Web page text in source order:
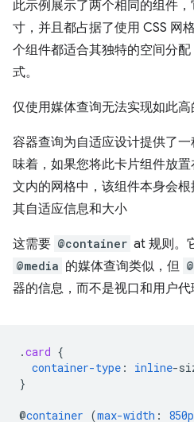
此示例展示了两个相同的组件
寸，并且都占据了使用 CSS 网
个组件都适合其独特的空间分
式。
仅使用媒体查询无法实现如此高
容器查询为自适应设计提供了
味着，如果您将此卡片组件放
文内的网格中，该组件本身会
其自适应信息和大小
这需要 @container at 规则。
@media 的媒体查询类似，但
器的信息，而不是视口和用户代
.card {
container-type : inline-
}
@container (max-width :